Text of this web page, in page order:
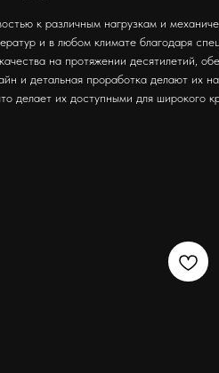
к различным нагрузкам и
и в любом климате благодаря
на протяжении десятилетий,
и детальная проработка делают их
делает их доступными для широкого